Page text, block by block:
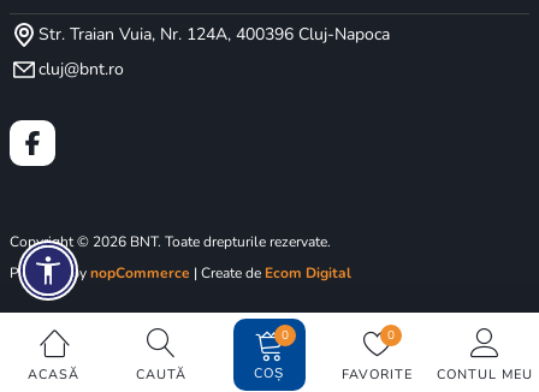
ACASĂ CAUTĂ CONTUL MEU
FAVORITE
0
COȘ
0
Str. Traian Vuia, Nr. 124A, 400396 Cluj-Napoca
cluj@bnt.ro
Copyright © 2026 BNT. Toate drepturile rezervate.
Powered bynopCommerce | Create de Ecom Digital